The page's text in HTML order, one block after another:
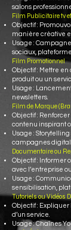
salons
Film Publicitaire tv
Objectif :
manière créative
Usage :
sociaux,
Film Promotionnel
Objectif : Mettre
produit ou un
Usage :
newsletters.
Film de Marque
Objectif :
contenu inspirant
Usage :
campagnes
Documentaire ou
Objectif : Informer
avec l’entreprise
Usage :
sensibilisation,
Tutoriels ou Vidéos
Objectif :
d’un service.
Usage : Chaînes